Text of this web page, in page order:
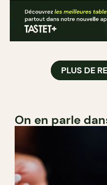
PLUS DE
On en parle